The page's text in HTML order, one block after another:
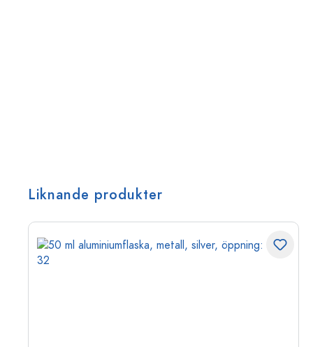
Liknande produkter